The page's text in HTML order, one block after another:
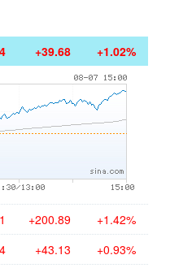
+39.68 +1.02%
+200.89 +1.42%
+43.13 +0.93%